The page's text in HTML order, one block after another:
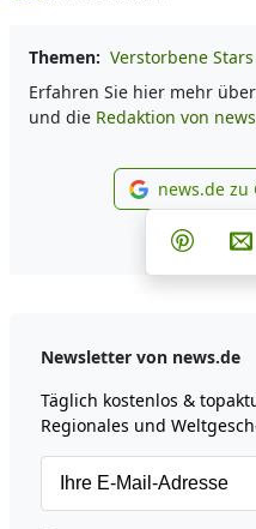
Themen: Verstorbene Stars
Erfahren Sie hier mehr
und die Redaktion von
news.de zu
Teilen
Newsletter von news.de
Täglich kostenlos &
Regionales und